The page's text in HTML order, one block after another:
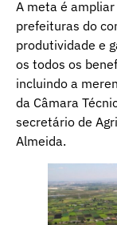
A meta é
prefeituras do
produtividade e
os todos os
incluindo a
da Câmara
secretário de
Almeida.